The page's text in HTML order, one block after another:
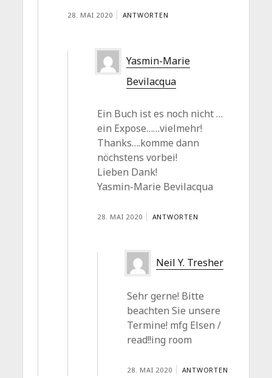
28. MAI 2020 ANTWORTEN
Yasmin-Marie
Bevilacqua
Ein Buch ist es noch nicht …
ein Expose……vielmehr!
Thanks….komme dann
nöchstens vorbei!
Lieben Dank!
Yasmin-Marie Bevilacqua
28. MAI 2020 ANTWORTEN
Neil Y. Tresher
Sehr gerne! Bitte
beachten Sie unsere
Termine! mfg Elsen /
read!!ing room
28. MAI 2020 ANTWORTEN